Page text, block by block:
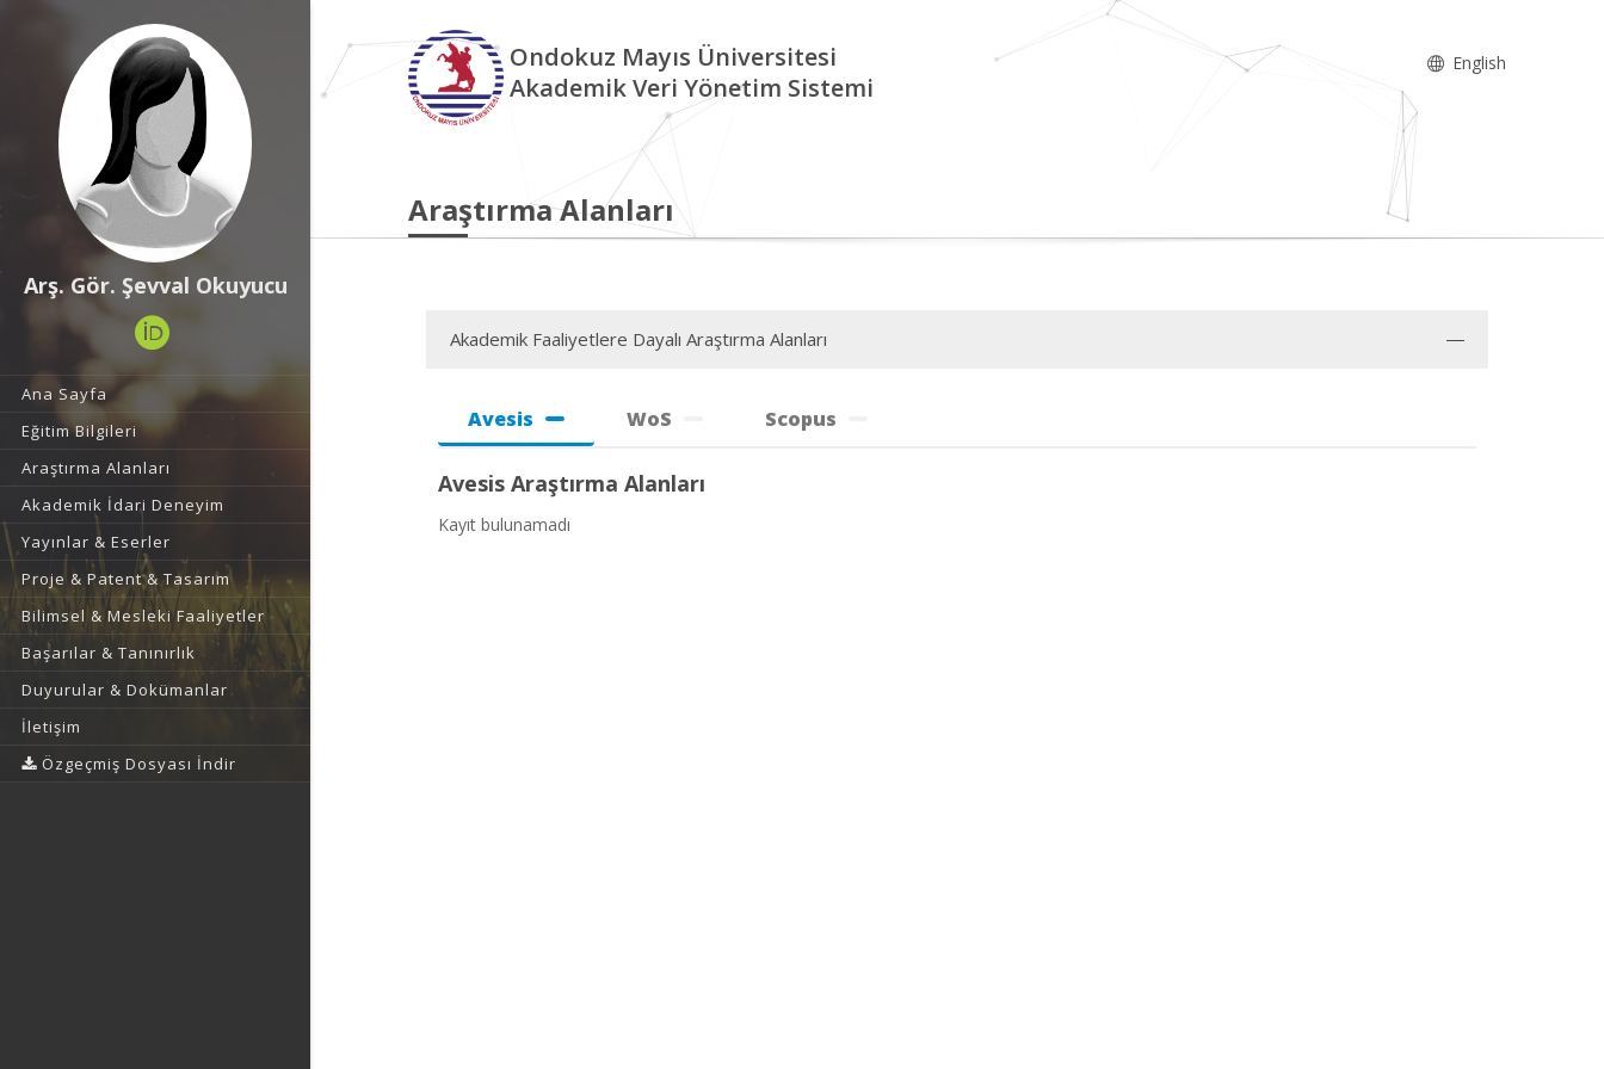
Arş. Gör. Şevval Okuyucu
Ana Sayfa
Eğitim Bilgileri
Araştırma Alanları
Akademik İdari Deneyim
Yayınlar & Eserler
Proje & Patent & Tasarım
Bilimsel & Mesleki Faaliyetler
Başarılar & Tanınırlık
Duyurular & Dokümanlar
İletişim
Özgeçmiş Dosyası İndir
Ondokuz Mayıs Üniversitesi
Akademik Veri Yönetim Sistemi
English
Araştırma Alanları
Akademik Faaliyetlere Dayalı Araştırma Alanları
Avesis WoS Scopus
Avesis Araştırma Alanları
Kayıt bulunamadı